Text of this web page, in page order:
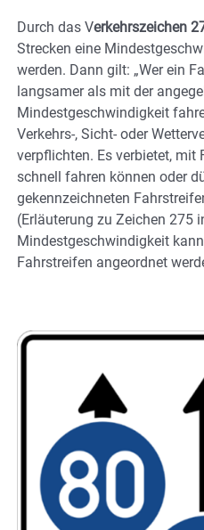
Durch das Verkehrszeichen
Strecken eine
werden. Dann gilt: „Wer ein
langsamer als mit der
Mindestgeschwindigkeit
Verkehrs-, Sicht- oder
verpflichten. Es verbietet, mit
schnell fahren können oder
gekennzeichneten
(Erläuterung zu Zeichen 275
Mindestgeschwindigkeit
Fahrstreifen angeordnet